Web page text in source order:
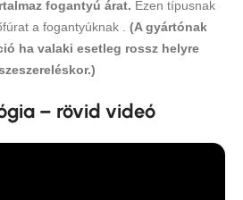
fogantyú árat. Ezen típusnak
a fogantyúknak . (A gyártónak
ha valaki esetleg rossz helyre
– rövid videó